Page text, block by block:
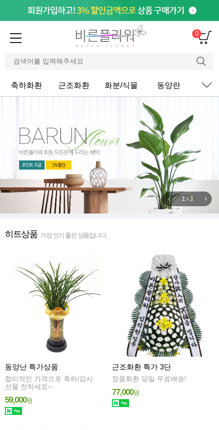
0
축하화환 근조화환 화분/식물 동양란 서
1 /3
히트상품 가장 인기 좋은 상품입니다.
동양난 특가상품
합리적인 가격으로 축하/감사
선물 전하세요~
59,000원
근조화환 특가 3단
정품화환 당일 무료배송!
77,000원